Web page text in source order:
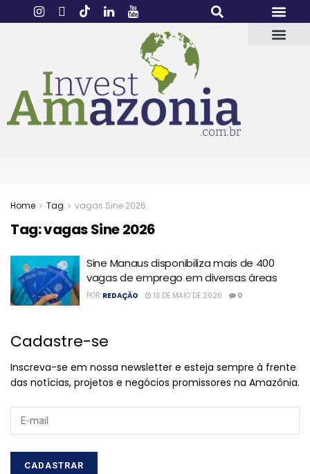
Home Tag vagas Sine 2026
Tag:vagas Sine 2026
Sine Manaus disponibiliza mais de 400
vagas de emprego em diversas áreas
POR REDAÇÃO 13 DE MAIO DE 2026 0
Cadastre-se
Inscreva-se em nossa newsletter e esteja sempre à frente
das notícias, projetos e negócios promissores na Amazônia.